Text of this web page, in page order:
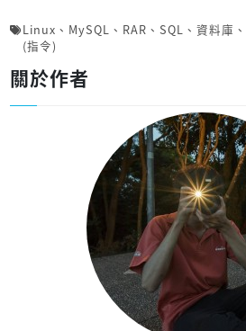
Linux 、 MySQL 、 RAR 、 SQL 、 資料庫 、
(指令)
關於作者